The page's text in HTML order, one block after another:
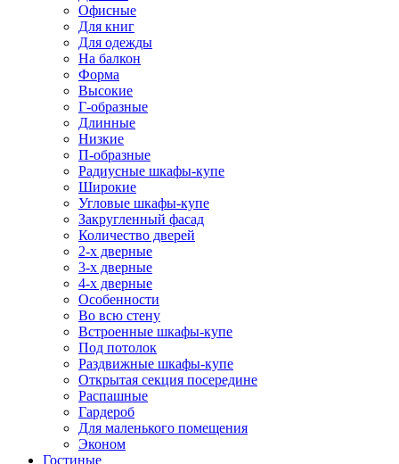
Офисные
Для книг
Для одежды
На балкон
Форма
Высокие
Г-образные
Длинные
Низкие
П-образные
Радиусные шкафы-купе
Широкие
Угловые шкафы-купе
Закругленный фасад
Количество дверей
2-х дверные
3-х дверные
4-х дверные
Особенности
Во всю стену
Встроенные шкафы-купе
Под потолок
Раздвижные шкафы-купе
Открытая секция посередине
Распашные
Гардероб
Для маленького помещения
Эконом
Гостиные